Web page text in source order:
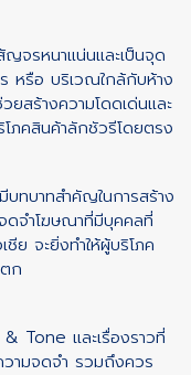
จรหนาแน่นและเป็นจุด
หรือ บริเวณใกล้กับห้าง
ยสร้างความโดดเด่นและ
ภคสินค้าลักชัวรีโดยตรง
บทบาทสำคัญในการสร้าง
ดจำโฆษณาที่มีบุคคลที่
ชีย จะยิ่งทำให้ผู้บริโภค
ก
Tone และเรื่องราวที่
วามจดจำ รวมถึงควร